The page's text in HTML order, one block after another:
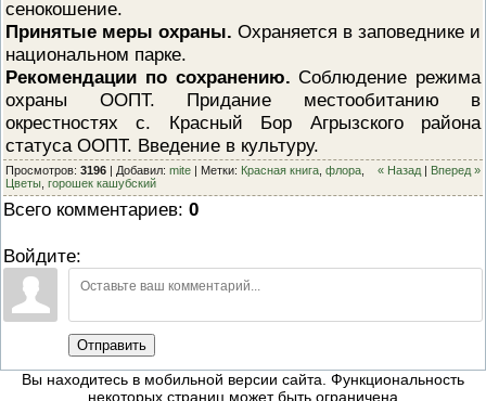
сенокошение.
Принятые меры охраны. Охраняется в заповеднике и
национальном парке.
Рекомендации по сохранению. Соблюдение режима
охраны ООПТ. Придание местообитанию в
окрестностях с. Красный Бор Агрызского района
статуса ООПТ. Введение в культуру.
« Назад | Вперед »
Просмотров: 3196 | Добавил: mite | Метки: Красная книга флора
Цветы горошек кашубский
Всего комментариев: 0
Войдите:
Отправить
Вы находитесь в мобильной версии сайта. Функциональность
некоторых страниц может быть ограничена